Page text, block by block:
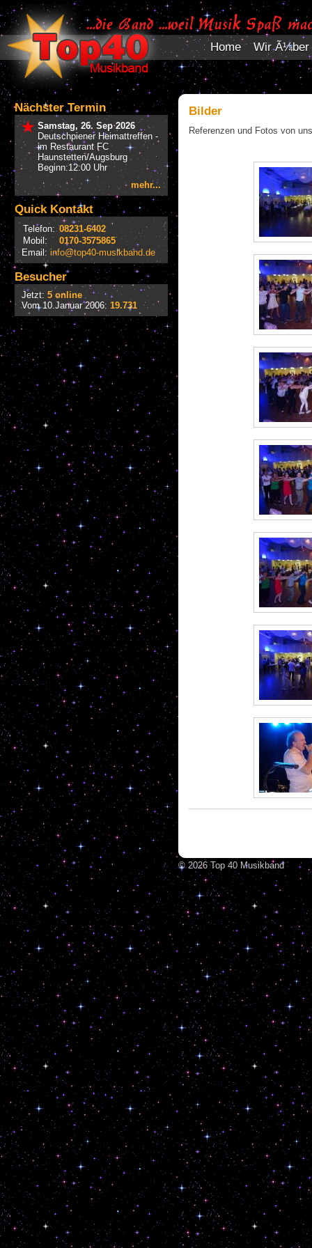
Home Wir Ã¼ber
Nächster Termin
Samstag, 26. Sep 2026
Deutschpiener Heimattreffen -
im Restaurant FC
Haunstetten/Augsburg
Beginn:12:00 Uhr
mehr...
Quick Kontakt
Telefon: 08231-6402
Mobil:
0170-3575865
Email:info@top40-musikband.de
Besucher
Jetzt: 5 online
Vom 10.Januar 2006: 19.731
Bilder
Referenzen und Fotos von
© 2026 Top 40 Musikband